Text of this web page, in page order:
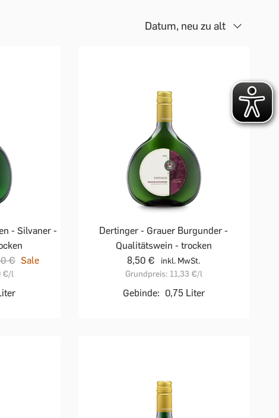
Datum, neu zu alt
- Silvaner -
€ Sale
€/l
Dertinger - Grauer Burgunder -
Qualitätswein - trocken
8,50 €
inkl. MwSt.
Grundpreis: 11,33 €/l
Gebinde: 0,75 Liter